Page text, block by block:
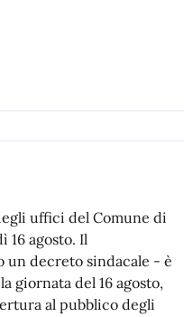
uffici del Comune di
16 agosto. Il
un decreto sindacale - è
giornata del 16 agosto,
al pubblico degli